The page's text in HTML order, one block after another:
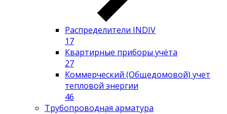
Распределители INDIV
17
Квартирные приборы учёта
27
Коммерческий (Общедомовой) учет
тепловой энергии
46
Трубопроводная арматура